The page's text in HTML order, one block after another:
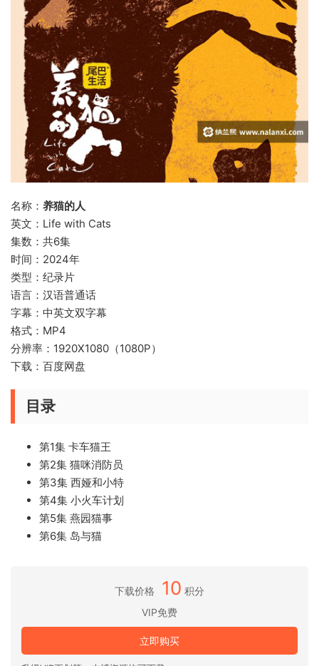
名称： 养猫的人
英文：Life with Cats
集数：共6集
时间：2024年
类型：纪录片
语言：汉语普通话
字幕：中英文双字幕
格式：MP4
分辨率：1920X1080（1080P）
下载：百度网盘
目录
第1集 卡车猫王
第2集 猫咪消防员
第3集 西娅和小特
第4集 小火车计划
第5集 燕园猫事
第6集 岛与猫
下载价格 10 积分
VIP免费
立即购买